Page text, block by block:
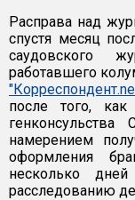
Расправа над
спустя месяц
саудовского
работавшего
после того,
намерением
оформления
несколько
расследованию